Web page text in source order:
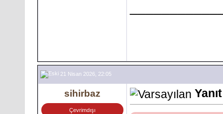
21 Nisan 2026, 22:05
sihirbaz
Çevrimdışı